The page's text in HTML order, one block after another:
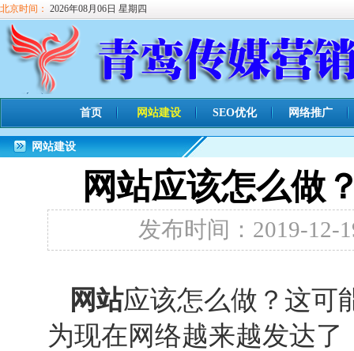
北京时间： 2026年08月06日 星期四
首页 网站建设 SEO优化 网络推广
网站建设
网站应该怎么做
发布时间：2019-12-
网站应该怎么做？这可
为现在网络越来越发达